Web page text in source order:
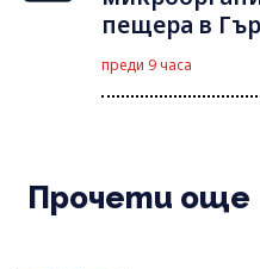
пещера в
преди 9 часа
Прочети още